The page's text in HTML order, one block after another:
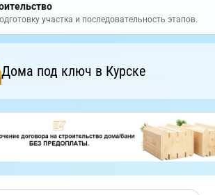
участка и последовательность этапов.
Дома под ключ в Курске